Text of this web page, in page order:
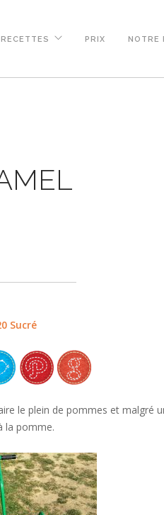
RECETTES PRIX NOTRE
Sucré
le plein de pommes et malgré
la pomme.